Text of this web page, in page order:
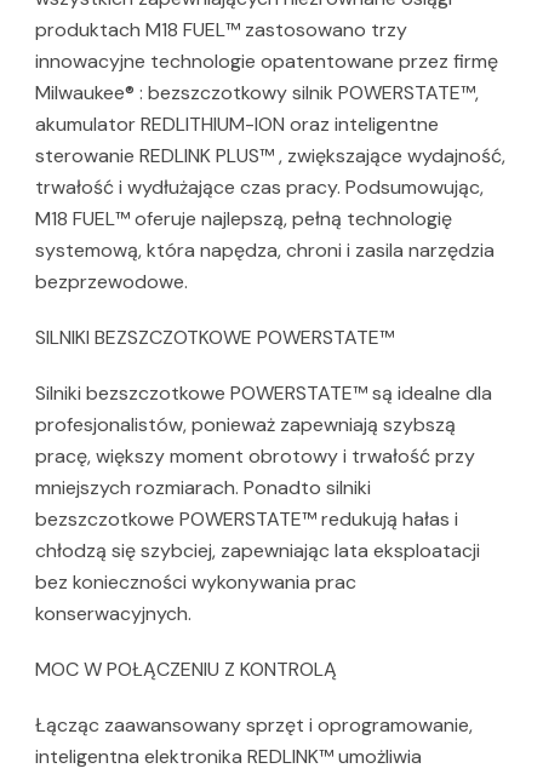
produktach M18 FUEL™ zastosowano trzy
innowacyjne technologie opatentowane przez firmę
Milwaukee® : bezszczotkowy silnik POWERSTATE™,
akumulator REDLITHIUM-ION oraz inteligentne
sterowanie REDLINK PLUS™ , zwiększające wydajność,
trwałość i wydłużające czas pracy. Podsumowując,
M18 FUEL™ oferuje najlepszą, pełną technologię
systemową, która napędza, chroni i zasila narzędzia
bezprzewodowe.
SILNIKI BEZSZCZOTKOWE POWERSTATE™
Silniki bezszczotkowe POWERSTATE™ są idealne dla
profesjonalistów, ponieważ zapewniają szybszą
pracę, większy moment obrotowy i trwałość przy
mniejszych rozmiarach. Ponadto silniki
bezszczotkowe POWERSTATE™ redukują hałas i
chłodzą się szybciej, zapewniając lata eksploatacji
bez konieczności wykonywania prac
konserwacyjnych.
MOC W POŁĄCZENIU Z KONTROLĄ
Łącząc zaawansowany sprzęt i oprogramowanie,
inteligentna elektronika REDLINK™ umożliwia